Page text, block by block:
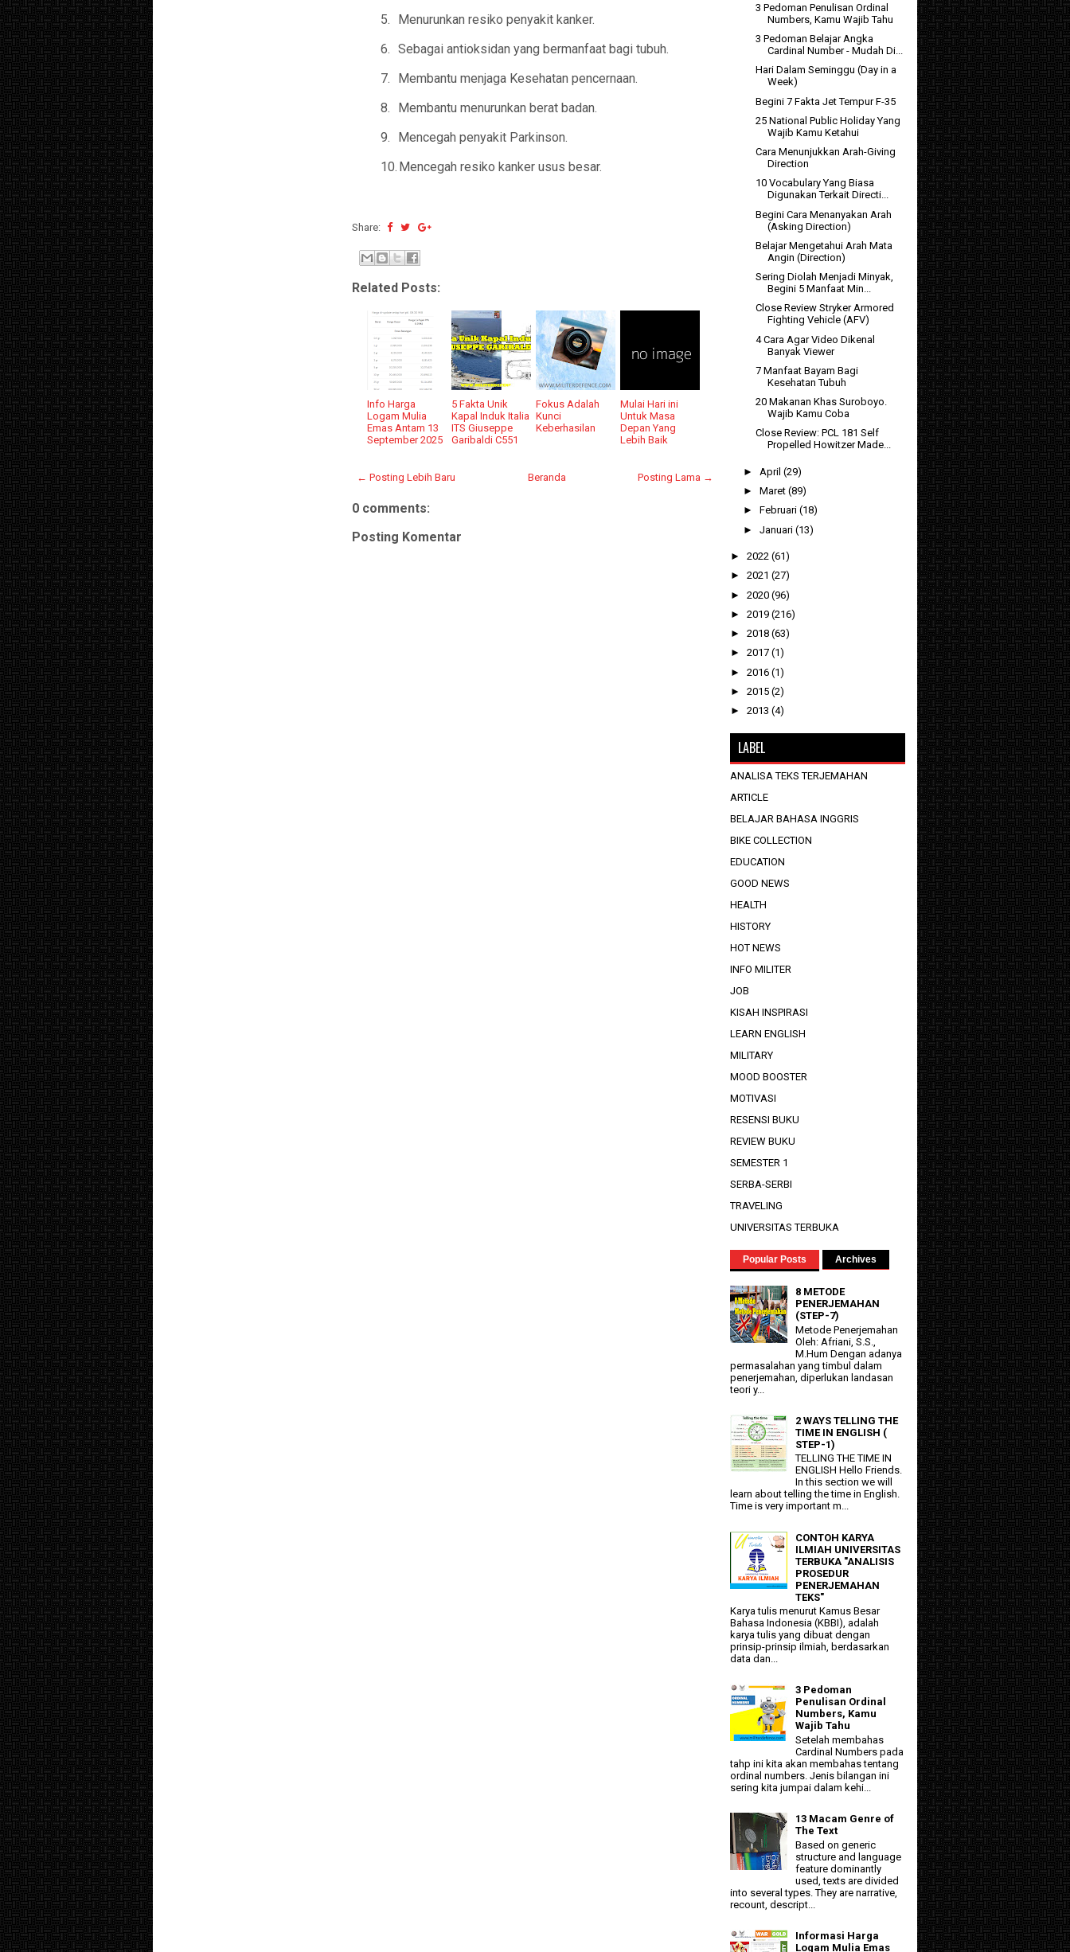
5.
Menurunkan resiko penyakit kanker.
6. Sebagai antioksidan yang bermanfaat bagi tubuh.
7.
Membantu menjaga Kesehatan pencernaan.
8.
Membantu menurunkan berat badan.
9.
Mencegah penyakit Parkinson.
10. Mencegah resiko kanker usus besar.
Share:
Related Posts:
Info Harga
Logam Mulia
Emas Antam 13
September 2025
5 Fakta Unik
Kapal Induk Italia
ITS Giuseppe
Garibaldi C551
Fokus Adalah
Kunci
Keberhasilan
Mulai Hari ini
Untuk Masa
Depan Yang
Lebih Baik
← Posting Lebih Baru Posting Lama →
Beranda
0 comments:
Posting Komentar
3 Pedoman Penulisan Ordinal
Numbers, Kamu Wajib Tahu
3 Pedoman Belajar Angka
Cardinal Number - Mudah Di...
Hari Dalam Seminggu (Day in a
Week)
Begini 7 Fakta Jet Tempur F-35
25 National Public Holiday Yang
Wajib Kamu Ketahui
Cara Menunjukkan Arah-Giving
Direction
10 Vocabulary Yang Biasa
Digunakan Terkait Directi...
Begini Cara Menanyakan Arah
(Asking Direction)
Belajar Mengetahui Arah Mata
Angin (Direction)
Sering Diolah Menjadi Minyak,
Begini 5 Manfaat Min...
Close Review Stryker Armored
Fighting Vehicle (AFV)
4 Cara Agar Video Dikenal
Banyak Viewer
7 Manfaat Bayam Bagi
Kesehatan Tubuh
20 Makanan Khas Suroboyo.
Wajib Kamu Coba
Close Review: PCL 181 Self
Propelled Howitzer Made...
► April (29)
► Maret (89)
► Februari (18)
► Januari (13)
► 2022 (61)
► 2021 (27)
► 2020 (96)
► 2019 (216)
► 2018 (63)
► 2017 (1)
► 2016 (1)
► 2015 (2)
► 2013 (4)
LABEL
ANALISA TEKS TERJEMAHAN
ARTICLE
BELAJAR BAHASA INGGRIS
BIKE COLLECTION
EDUCATION
GOOD NEWS
HEALTH
HISTORY
HOT NEWS
INFO MILITER
JOB
KISAH INSPIRASI
LEARN ENGLISH
MILITARY
MOOD BOOSTER
MOTIVASI
RESENSI BUKU
REVIEW BUKU
SEMESTER 1
SERBA-SERBI
TRAVELING
UNIVERSITAS TERBUKA
Popular Posts Archives
8 METODE
PENERJEMAHAN
(STEP-7)
Metode Penerjemahan
Oleh: Afriani, S.S.,
M.Hum Dengan adanya
permasalahan yang timbul dalam
penerjemahan, diperlukan landasan
teori y...
2 WAYS TELLING THE
TIME IN ENGLISH (
STEP-1)
TELLING THE TIME IN
ENGLISH Hello Friends.
In this section we will
learn about telling the time in English.
Time is very important m...
CONTOH KARYA
ILMIAH UNIVERSITAS
TERBUKA "ANALISIS
PROSEDUR
PENERJEMAHAN
TEKS"
Karya tulis menurut Kamus Besar
Bahasa Indonesia (KBBI), adalah
karya tulis yang dibuat dengan
prinsip-prinsip ilmiah, berdasarkan
data dan...
3 Pedoman
Penulisan Ordinal
Numbers, Kamu
Wajib Tahu
Setelah membahas
Cardinal Numbers pada
tahp ini kita akan membahas tentang
ordinal numbers. Jenis bilangan ini
sering kita jumpai dalam kehi...
13 Macam Genre of
The Text
Based on generic
structure and language
feature dominantly
used, texts are divided
into several types. They are narrative,
recount, descript...
Informasi Harga
Logam Mulia Emas